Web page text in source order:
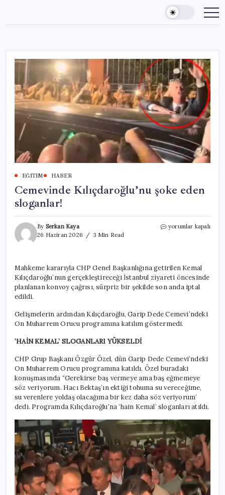
content
EĞITIM HABER
Cemevinde Kılıçdaroğlu’nu şoke eden
sloganlar!
By Serkan Kaya
26 Haziran 2026
3 Min Read
Cemevinde
için
yorumlar kapalı
Mahkeme kararıyla CHP Genel Başkanlığına getirilen Kemal
Kılıçdaroğlu’nun gerçekleştireceği İstanbul ziyareti öncesinde
planlanan konvoy çağrısı, sürpriz bir şekilde son anda iptal
edildi.
Gelişmelerin ardından Kılıçdaroğlu, Garip Dede Cemevi’ndeki
On Muharrem Orucu programına katılım göstermedi.
‘HAİN KEMAL’ SLOGANLARI YÜKSELDİ
CHP Grup Başkanı Özgür Özel, dün Garip Dede Cemevi’ndeki
On Muharrem Orucu programına katıldı. Özel buradaki
konuşmasında “Gerekirse baş vermeye ama baş eğmemeye
söz veriyorum. Hacı Bektaş’ın ektiği tohuma su vereceğime,
su verenlere yoldaş olacağıma bir kez daha söz veriyorum’
dedi. Programda Kılıçdaroğlu’na ‘hain Kemal’ sloganları atıldı.